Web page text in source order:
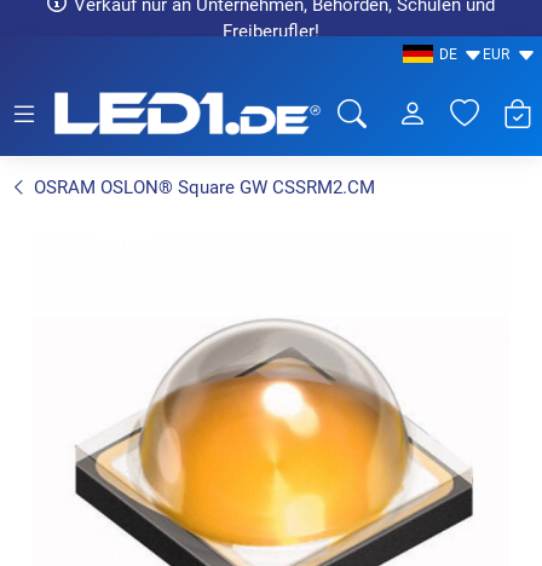
Verkauf nur an Unternehmen, Behörden, Schulen und
Freiberufler!
DE EUR
OSRAM OSLON® Square GW CSSRM2.CM